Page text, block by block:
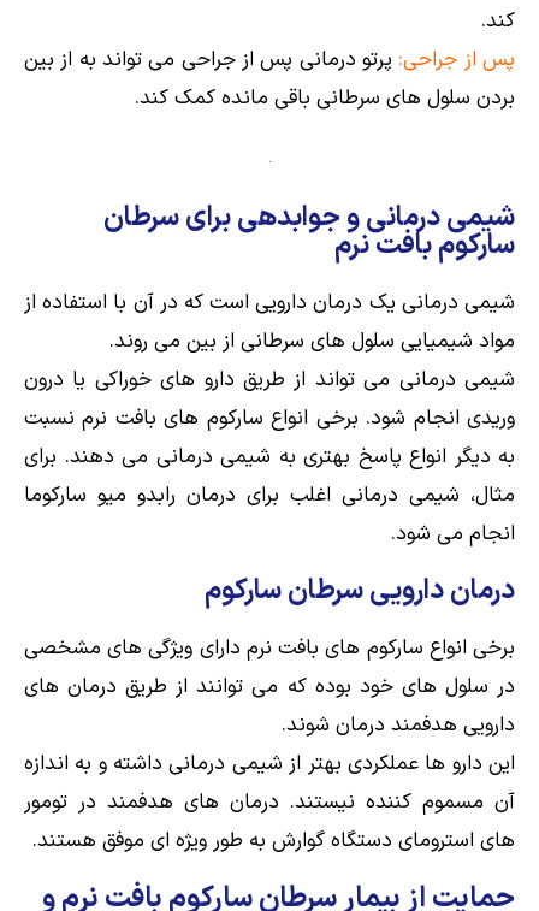
کند.
پس از جراحی: پرتو درمانی پس از جراحی می تواند به از بین
بردن سلول های سرطانی باقی مانده کمک کند.
شیمی درمانی و جوابدهی برای سرطان
سارکوم بافت نرم
شیمی درمانی یک درمان دارویی است که در آن با استفاده از
مواد شیمیایی سلول های سرطانی از بین می روند.
شیمی درمانی می تواند از طریق دارو های خوراکی یا درون
وریدی انجام شود. برخی انواع سارکوم های بافت نرم نسبت
به دیگر انواع پاسخ بهتری به شیمی درمانی می دهند. برای
مثال، شیمی درمانی اغلب برای درمان رابدو میو سارکوما
انجام می شود.
درمان دارویی سرطان سارکوم
برخی انواع سارکوم های بافت نرم دارای ویژگی های مشخصی
در سلول های خود بوده که می توانند از طریق درمان های
دارویی هدفمند درمان شوند.
این دارو ها عملکردی بهتر از شیمی درمانی داشته و به اندازه
آن مسموم کننده نیستند. درمان های هدفمند در تومور
های استرومای دستگاه گوارش به طور ویژه ای موفق هستند.
حمایت از بیمار سرطان سارکوم بافت نرم و